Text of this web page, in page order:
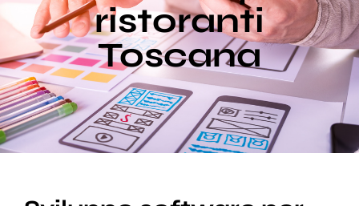
Blog
Supporto
ristoranti
Toscana